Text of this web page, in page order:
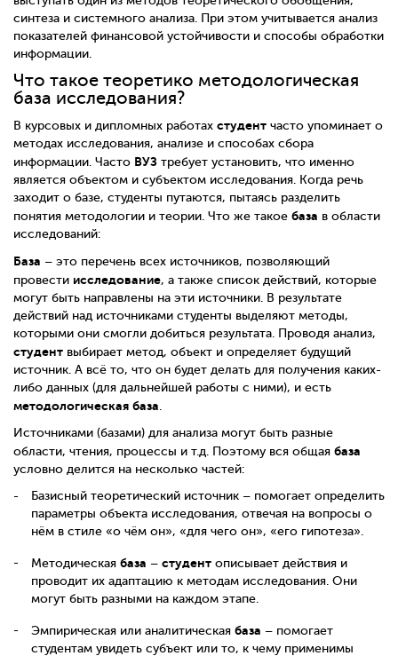
синтеза и системного анализа. При этом учитывается анализ
показателей финансовой устойчивости и способы обработки
информации.
Что такое теоретико методологическая
база исследования?
В курсовых и дипломных работах студент часто упоминает о
методах исследования, анализе и способах сбора
информации. Часто ВУЗ требует установить, что именно
является объектом и субъектом исследования. Когда речь
заходит о базе, студенты путаются, пытаясь разделить
понятия методологии и теории. Что же такое база в области
исследований:
База – это перечень всех источников, позволяющий
провести исследование, а также список действий, которые
могут быть направлены на эти источники. В результате
действий над источниками студенты выделяют методы,
которыми они смогли добиться результата. Проводя анализ,
студент выбирает метод, объект и определяет будущий
источник. А всё то, что он будет делать для получения каких-
либо данных (для дальнейшей работы с ними), и есть
методологическая база
Источниками (базами) для анализа могут быть разные
области, чтения, процессы и т.д. Поэтому вся общая база
условно делится на несколько частей:
Базисный теоретический источник – помогает определить
параметры объекта исследования, отвечая на вопросы о
нём в стиле «о чём он», «для чего он», «его гипотеза».
Методическая база – студент описывает действия и
проводит их адаптацию к методам исследования. Они
могут быть разными на каждом этапе.
Эмпирическая или аналитическая база – помогает
студентам увидеть субъект или то, к чему применимы